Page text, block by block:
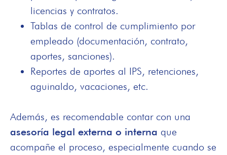
licencias y contratos.
Tablas de control de cumplimiento por
empleado (documentación, contrato,
aportes, sanciones).
Reportes de aportes al IPS, retenciones,
aguinaldo, vacaciones, etc.
Además, es recomendable contar con una
asesoría legal externa o interna que
acompañe el proceso, especialmente cuando se